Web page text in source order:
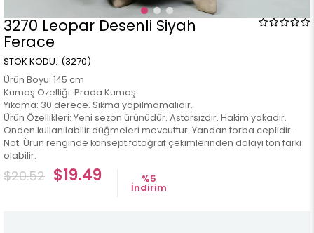
3270 Leopar Desenli Siyah
Ferace
(3270)
Ürün Boyu: 145 cm
Kumaş Özelliği: Prada Kumaş
Yıkama: 30 derece. Sıkma yapılmamalıdır.
Ürün Özellikleri: Yeni sezon ürünüdür. Astarsızdır. Hakim yakadır.
Önden kullanılabilir düğmeleri mevcuttur. Yandan torba ceplidir.
Not: Ürün renginde konsept fotoğraf çekimlerinden dolayı ton farkı
olabilir.
$20.52 $19.49 %5
İndirim